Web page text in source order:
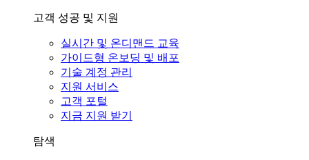
고객 성공 및 지원
실시간 및 온디맨드 교육
가이드형 온보딩 및 배포
기술 계정 관리
지원 서비스
고객 포털
지금 지원 받기
탐색